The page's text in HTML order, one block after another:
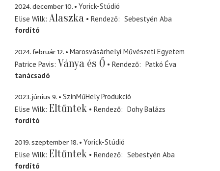
2024. december 10.
Yorick-Stúdió
Elise Wilk Alaszka Rendező
Sebestyén Aba
fordító
2024. február 12.
Marosvásárhelyi Művészeti Egyetem
Patrice Pavis Ványa és Ő Rendező
Patkó Éva
tanácsadó
2023. június 9.
SzínMűHely Produkció
Elise Wilk Eltűntek Rendező
Dohy Balázs
fordító
2019. szeptember 18.
Yorick-Stúdió
Elise Wilk Eltűntek Rendező
Sebestyén Aba
fordító